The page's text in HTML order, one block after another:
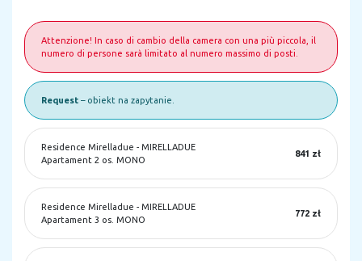
Attenzione! In caso di cambio della camera con una più piccola, il
numero di persone sarà limitato al numero massimo di posti.
Request – obiekt na zapytanie.
Residence Mirelladue - MIRELLADUE
Apartament 2 os. MONO
841 zł
Residence Mirelladue - MIRELLADUE
Apartament 3 os. MONO
772 zł